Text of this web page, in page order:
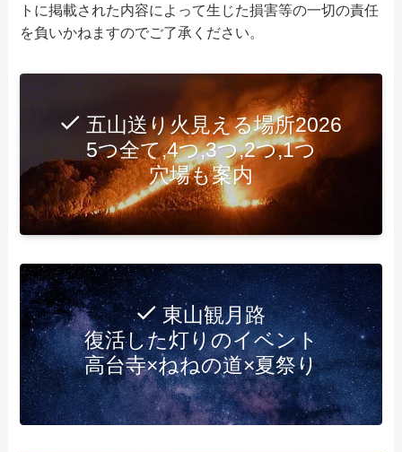
トに掲載された内容によって生じた損害等の一切の責任
を負いかねますのでご了承ください。
五山送り火見える場所2026
5つ全て,4つ,3つ,2つ,1つ
穴場も案内
東山観月路
復活した灯りのイベント
高台寺×ねねの道×夏祭り